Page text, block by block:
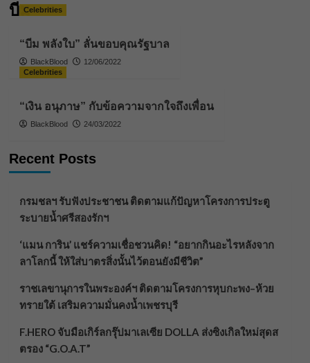
บีมCelebrities
“บีม พลังใบ” ลั่นขอบคุณรัฐบาล
BlackBlood
12/06/2022
Celebrities
“เงิน อนุภาษ” กับข้อความจากใจถึงเพื่อน
BlackBlood 24/03/2022
Recent Posts
กรมชลฯ รับฟังประชาชน ติดตามแก้ปัญหาโครงการประตู
ระบายน้ำศรีสองรักฯ
‘แมน การิน’ แชร์ความเชื่อชวนคิด! “อยากกินอะไรหลังจาก
ลาโลกนี้ ให้ใส่บาตรสิ่งนั้นไว้ตอนยังมีชีวิต”
ราชเลขานุการในพระองค์ฯ ติดตามโครงการหุบกะพง–ห้วย
ทรายใต้ เสริมความมั่นคงน้ำเพชรบุรี
F.HERO จับมือเกิร์ลกรุ๊ปมาเลเซีย DOLLA ส่งซิงเกิลใหม่สุดส
ตรอง “G.O.A.T”